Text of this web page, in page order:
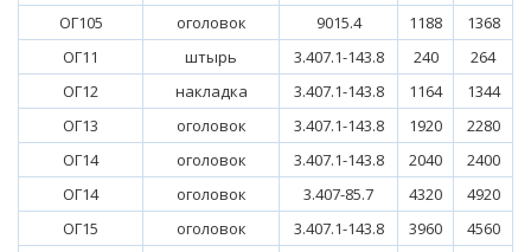
ОГ105
оголовок 9015.4 1188
1368
ОГ11
штырь 3.407.1-143.8 240
264
ОГ12
накладка 3.407.1-143.8 1164
1344
ОГ13
оголовок 3.407.1-143.8 1920
2280
ОГ14
оголовок 3.407.1-143.8 2040
2400
ОГ14
оголовок 3.407-85.7 4320
4920
ОГ15
оголовок 3.407.1-143.8 3960
4560